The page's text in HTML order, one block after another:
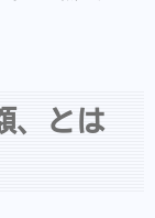
、とは